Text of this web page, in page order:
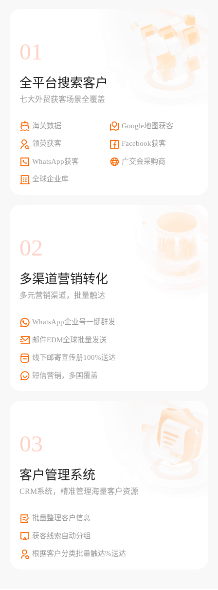
01
全平台搜索客户
七大外贸获客场景全覆盖
海关数据 Google地图获客
领英获客 Facebook获客
WhatsApp获客 广交会采购商
全球企业库
02
多渠道营销转化
多元营销渠道，批量触达
WhatsApp企业号一键群发
邮件EDM全球批量发送
线下邮寄宣传册100%送达
短信营销，多国覆盖
03
客户管理系统
CRM系统，精准管理海量客户资源
批量整理客户信息
获客线索自动分组
根据客户分类批量触达%送达